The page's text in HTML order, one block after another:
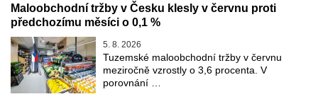
Maloobchodní tržby v Česku klesly v červnu proti
předchozímu měsíci o 0,1 %
5. 8. 2026
Tuzemské maloobchodní tržby v červnu
meziročně vzrostly o 3,6 procenta. V
porovnání …